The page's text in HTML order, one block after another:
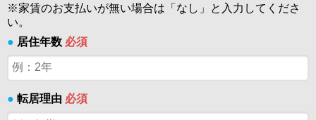
※家賃のお支払いが無い場合は「なし」と入力してくださ
い。
● 居住年数 必須
● 転居理由 必須